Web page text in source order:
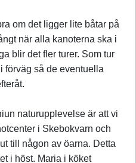
om det ligger lite båtar på
när alla kanoterna ska i
blir det fler turer. Som tur
förväg så de eventuella
naturupplevelse är att vi
i Skebokvarn och
till någon av öarna. Detta
i höst. Maria i köket